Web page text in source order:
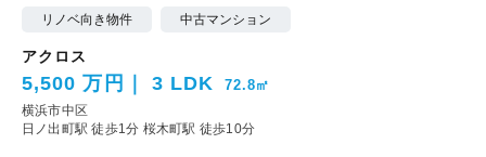
リノベ向き物件 中古マンション
アクロス
5,500 万円 3 LDK 72.8㎡
横浜市中区
日ノ出町駅 徒歩1分 桜木町駅 徒歩10分